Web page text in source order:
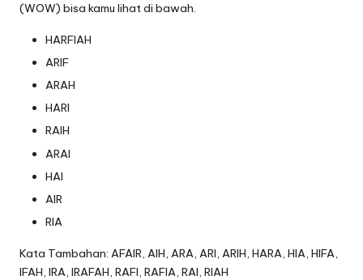
(WOW) bisa kamu lihat di bawah.
HARFIAH
ARIF
ARAH
HARI
RAIH
ARAI
HAI
AIR
RIA
Kata Tambahan: AFAIR, AIH, ARA, ARI, ARIH, HARA, HIA, HIFA,
IFAH, IRA, IRAFAH, RAFI, RAFIA, RAI, RIAH